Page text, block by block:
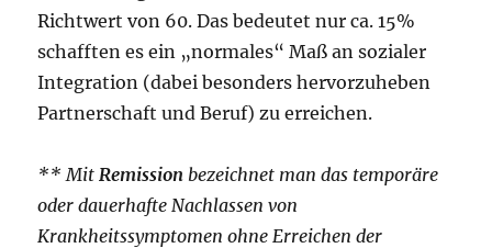
Richtwert von 60. Das bedeutet nur ca. 15%
schafften es ein „normales“ Maß an sozialer
Integration (dabei besonders hervorzuheben
Partnerschaft und Beruf) zu erreichen.
** Mit Remission bezeichnet man das temporäre
oder dauerhafte Nachlassen von
Krankheitssymptomen ohne Erreichen der